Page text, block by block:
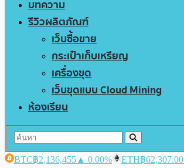
บทความ
รีวิวผลิตภัณฑ์
เว็บซื้อขาย
กระเป๋าเก็บเหรียญ
เครื่องขุด
เว็บขุดแบบ Cloud Mining
ห้องเรียน
BTC฿2,136,455 ▲ 0.00% ETH฿62,307.00